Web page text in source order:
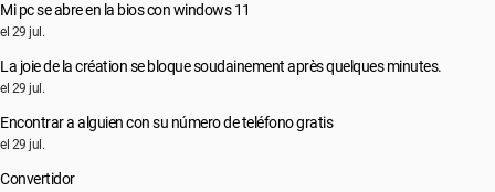
Mi pc se abre en la bios con windows 11
el 29 jul.
La joie de la création se bloque soudainement après quelques minutes.
el 29 jul.
Encontrar a alguien con su número de teléfono gratis
el 29 jul.
Convertidor